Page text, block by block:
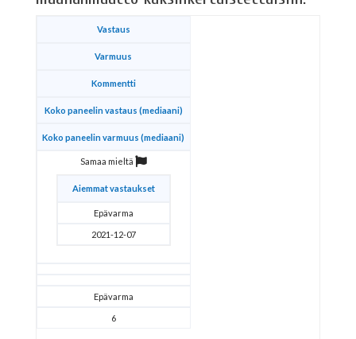
Vastaus
Varmuus
Kommentti
Koko paneelin vastaus (mediaani)
Koko paneelin varmuus (mediaani)
Samaa mieltä
Aiemmat vastaukset
Epävarma
2021-12-07
Epävarma
6